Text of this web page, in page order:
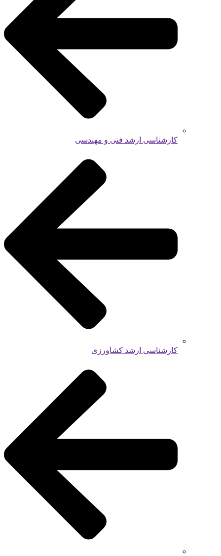
کارشناسی ارشد فنی و مهندسی
کارشناسی ارشد کشاورزی